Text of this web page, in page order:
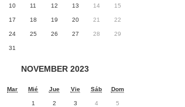
10 11 12 13 14 15
17 18 19 20 21 22
24 25 26 27 28 29
31
NOVEMBER 2023
Mar Mié Jue Vie Sáb Dom
1 2 3 4 5